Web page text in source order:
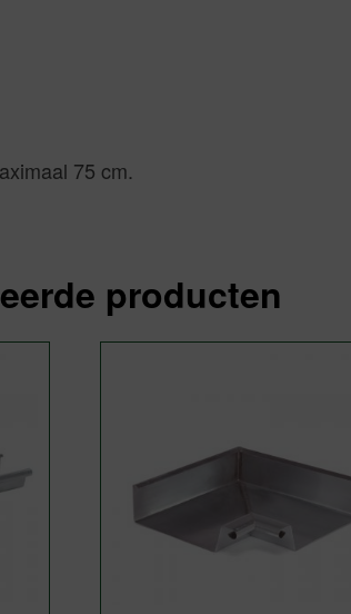
75 cm.
producten